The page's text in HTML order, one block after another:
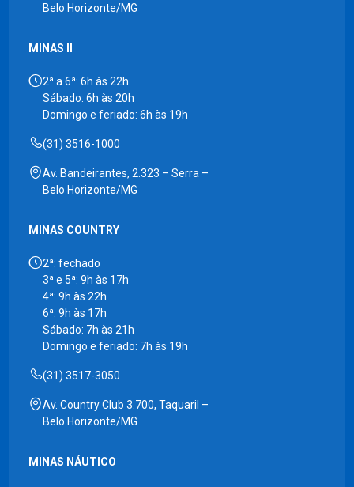
Belo Horizonte/MG
MINAS II
2ª a 6ª: 6h às 22h
Sábado: 6h às 20h
Domingo e feriado: 6h às 19h
(31) 3516-1000
Av. Bandeirantes, 2.323 – Serra –
Belo Horizonte/MG
MINAS COUNTRY
2ª: fechado
3ª e 5ª: 9h às 17h
4ª: 9h às 22h
6ª: 9h às 17h
Sábado: 7h às 21h
Domingo e feriado: 7h às 19h
(31) 3517-3050
Av. Country Club 3.700, Taquaril –
Belo Horizonte/MG
MINAS NÁUTICO